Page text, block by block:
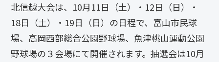
北信越大会は、10月11日（土）・12日（日）・
18日（土）・19日（日）の日程で、富山市民球
場、高岡西部総合公園野球場、魚津桃山運動公園
野球場の３会場にて開催されます。抽選会は10月